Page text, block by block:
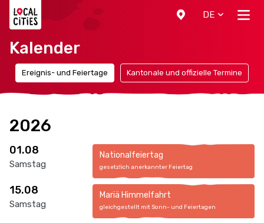
DE
Kalender
Ereignis- und Feiertage Kantonale und offizielle Termine
2026
01.08
Samstag
Nationalfeiertag
gesetzlich anerkannter Feiertag
15.08
Samstag
Mariä Himmelfahrt
gleichgestellt mit Sonn- und Feiertagen